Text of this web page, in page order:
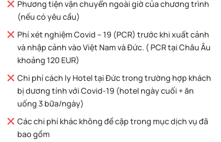
Phương tiện vận chuyển ngoài giờ của chương trình
(nếu có yêu cầu)
Phí xét nghiệm Covid – 19 (PCR) trước khi xuất cảnh
và nhập cảnh vào Việt Nam và Đức. ( PCR tại Châu Âu
khoảng 120 EUR)
Chi phí cách ly Hotel tại Đức trong trường hợp khách
bị dương tính với Covid-19 (hotel ngày cuối + ăn
uống 3 bữa/ngày)
Các chi phí khác không đề cập trong mục dịch vụ đã
bao gồm